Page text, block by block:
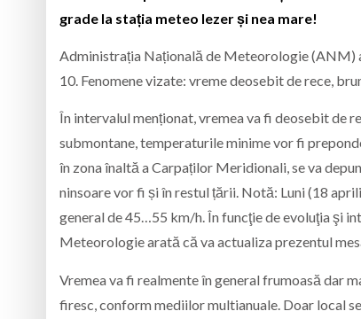
grade la stația meteo Iezer și nea mare!
Administrația Națională de Meteorologie (ANM)
10. Fenomene vizate: vreme deosebit de rece,
În intervalul menționat, vremea va fi deosebit de
submontane, temperaturile minime vor fi
în zona înaltă a Carpaților Meridionali, se va
ninsoare vor fi și în restul țării. Notă: Luni (18
general de 45…55 km/h. În funcţie de evoluţia şi
Meteorologie arată că va actualiza prezentul
Vremea va fi realmente în general frumoasă dar
firesc, conform mediilor multianuale. Doar local